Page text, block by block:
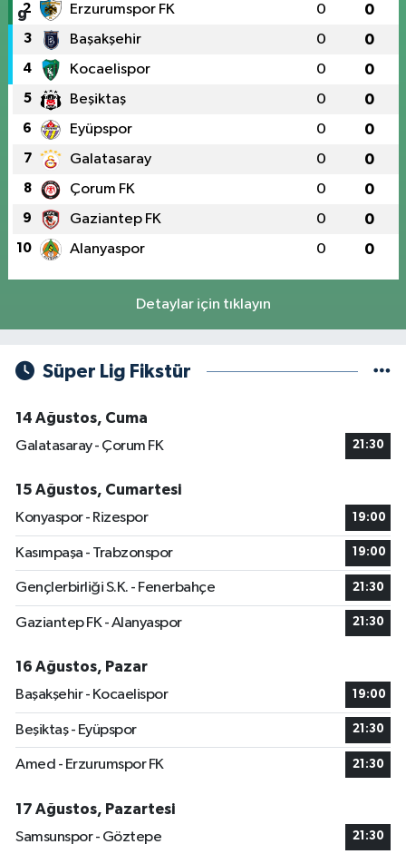
2 Erzurumspor FK 0 0
3 Başakşehir 0 0
4 Kocaelispor 0 0
5 Beşiktaş 0 0
6 Eyüpspor 0 0
7 Galatasaray 0 0
8 Çorum FK 0 0
9 Gaziantep FK 0 0
10 Alanyaspor 0 0
Detaylar için tıklayın
Süper Lig Fikstür
14 Ağustos, Cuma
Galatasaray - Çorum FK
21:30
15 Ağustos, Cumartesi
Konyaspor - Rizespor
19:00
Kasımpaşa - Trabzonspor 19:00
Gençlerbirliği S.K. - Fenerbahçe 21:30
Gaziantep FK - Alanyaspor 21:30
16 Ağustos, Pazar
Başakşehir - Kocaelispor
19:00
Beşiktaş - Eyüpspor 21:30
Amed - Erzurumspor FK 21:30
17 Ağustos, Pazartesi
Samsunspor - Göztepe
21:30